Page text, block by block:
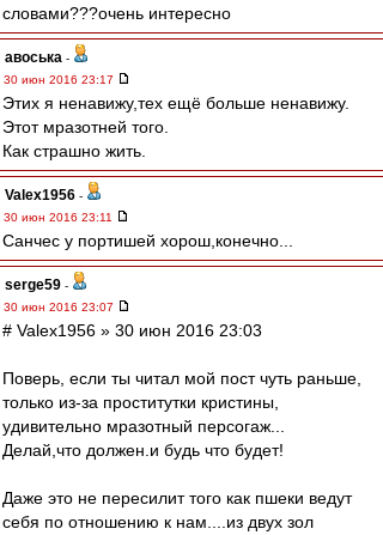
словами???очень интересно
авоська -
30 июн 2016 23:17
Этих я ненавижу,тех ещё больше ненавижу.
Этот мразотней того.
Как страшно жить.
Valex1956 -
30 июн 2016 23:11
Санчес у портишей хорош,конечно...
serge59 -
30 июн 2016 23:07
# Valex1956 » 30 июн 2016 23:03
Поверь, если ты читал мой пост чуть раньше,
только из-за проститутки кристины,
удивительно мразотный персогаж...
Делай,что должен.и будь что будет!
Даже это не пересилит того как пшеки ведут
себя по отношению к нам....из двух зол